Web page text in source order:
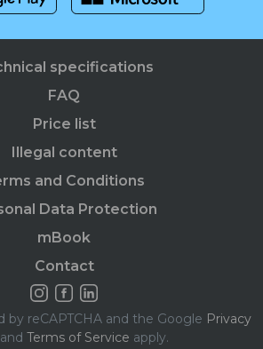
specifications
FAQ
Price list
Illegal content
and Conditions
Data Protection
mBook
Contact
by reCAPTCHA and the Google Privacy
and Terms of Service apply.